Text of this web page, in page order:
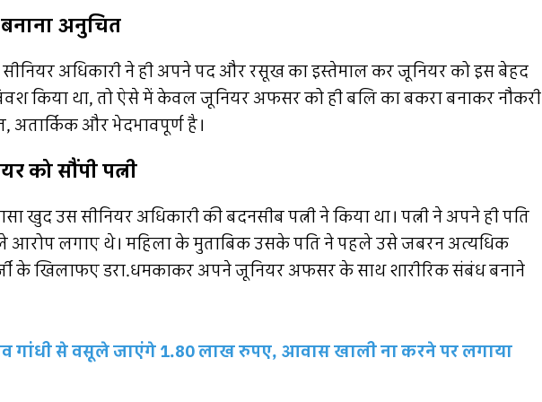
अनुचित
अधिकारी ने ही अपने पद और रसूख का इस्तेमाल कर जूनियर को इस बेहद
किया था, तो ऐसे में केवल जूनियर अफसर को ही बलि का बकरा बनाकर नौकरी
अतार्किक और भेदभावपूर्ण है।
को सौंपी पत्नी
खुद उस सीनियर अधिकारी की बदनसीब पत्नी ने किया था। पत्नी ने अपने ही पति
आरोप लगाए थे। महिला के मुताबिक उसके पति ने पहले उसे जबरन अत्यधिक
के खिलाफए डरा.धमकाकर अपने जूनियर अफसर के साथ शारीरिक संबंध बनाने
गांधी से वसूले जाएंगे 1.80 लाख रुपए, आवास खाली ना करने पर लगाया